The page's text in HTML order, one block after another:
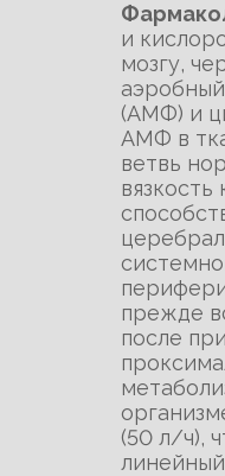
и
мозгу,
(АМФ) и
АМФ в
ветвь
прежде
после
(50 л/ч),